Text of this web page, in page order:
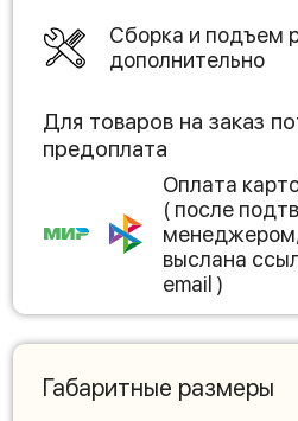
Сборка и подъем
дополнительно
Для товаров на заказ
предоплата
Оплата
( после
выслана
email )
Габаритные размеры